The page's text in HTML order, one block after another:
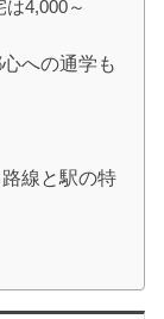
4,000～
への通学も
線と駅の特